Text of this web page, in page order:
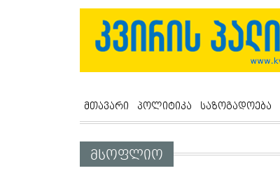
მთავარი პოლიტიკა საზოგადოება
მსოფლიო